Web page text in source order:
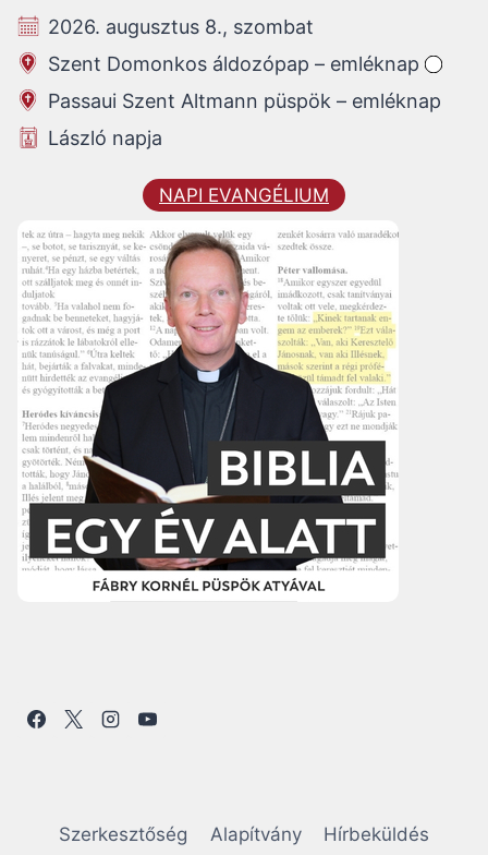
2026. augusztus 8., szombat
Szent Domonkos áldozópap – emléknap
Passaui Szent Altmann püspök – emléknap
László napja
NAPI EVANGÉLIUM
Szerkesztőség Alapítvány Hírbeküldés